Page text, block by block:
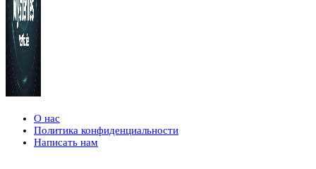
О нас
Политика конфиденциальности
Написать нам